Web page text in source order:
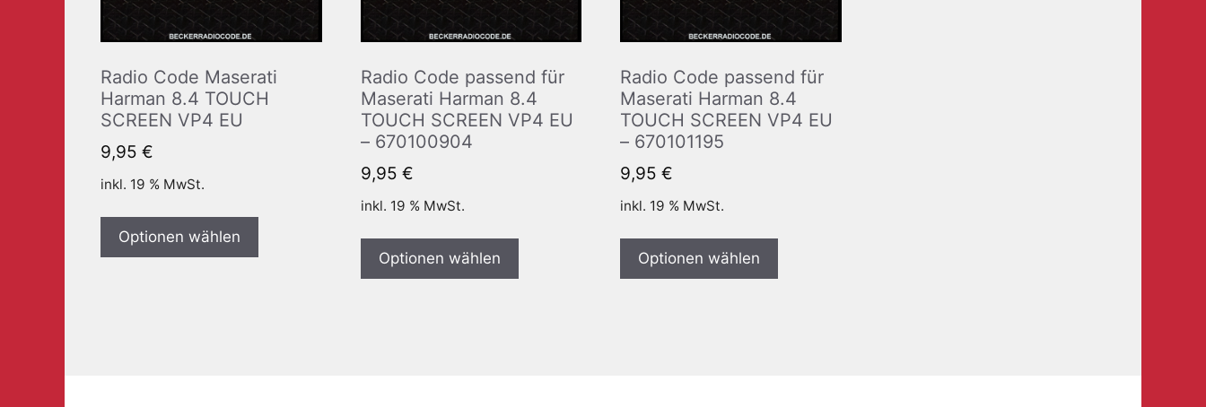
Radio Code Maserati
Harman 8.4 TOUCH
SCREEN VP4 EU
9,95 €
inkl. 19 % MwSt.
Optionen wählen
Radio Code passend für
Maserati Harman 8.4
TOUCH SCREEN VP4 EU
– 670100904
9,95 €
inkl. 19 % MwSt.
Optionen wählen
Radio Code passend für
Maserati Harman 8.4
TOUCH SCREEN VP4 EU
– 670101195
9,95 €
inkl. 19 % MwSt.
Optionen wählen